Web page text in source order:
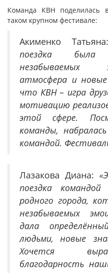
Команда КВН поделилась
таком крупном фестивале:
Акименко
поездка была
незабываемых
атмосфера и
что КВН – игра
мотивацию
этой сфере.
команды,
командой.
Лазакова Диана:
поездка
родного города,
незабываемых
дала
людьми, новые
Хочется
благодарность